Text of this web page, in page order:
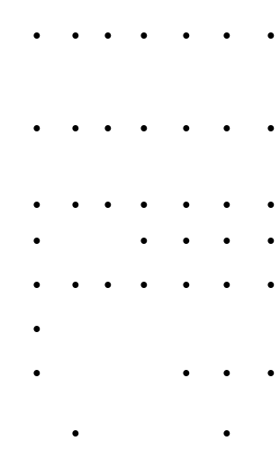
● ● ● ● ● ● ●
● ● ● ● ● ● ●
● ● ● ● ● ●
●
● ● ● ●
●
● ● ● ● ● ● ●
●
● ● ● ●
● ●